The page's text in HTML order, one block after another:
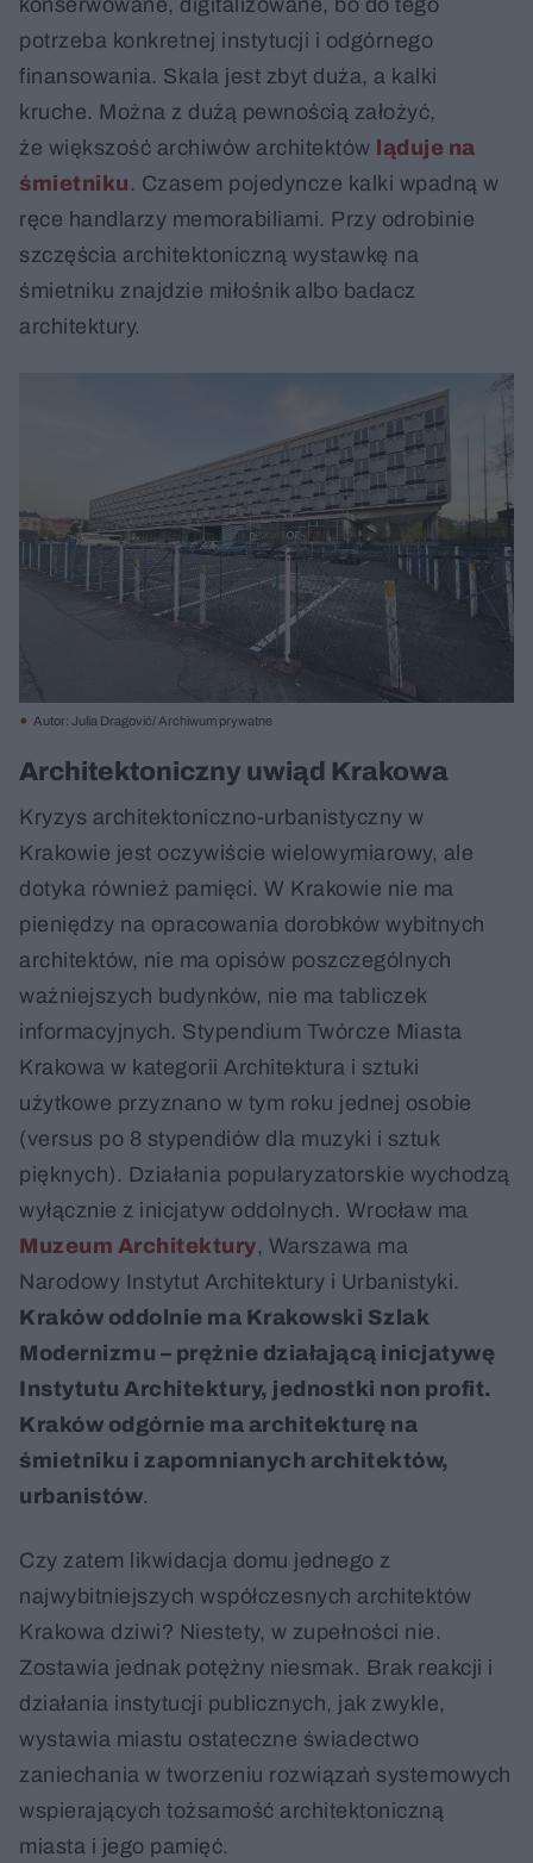
potrzeba konkretnej instytucji i odgórnego
finansowania. Skala jest zbyt duża, a kalki
kruche. Można z dużą pewnością założyć,
że większość archiwów architektów ląduje na
śmietniku . Czasem pojedyncze kalki wpadną w
ręce handlarzy memorabiliami. Przy odrobinie
szczęścia architektoniczną wystawkę na
śmietniku znajdzie miłośnik albo badacz
architektury.
Autor: Julia Dragović/ Archiwum prywatne
Architektoniczny uwiąd Krakowa
Kryzys architektoniczno-urbanistyczny w
Krakowie jest oczywiście wielowymiarowy, ale
dotyka również pamięci. W Krakowie nie ma
pieniędzy na opracowania dorobków wybitnych
architektów, nie ma opisów poszczególnych
ważniejszych budynków, nie ma tabliczek
informacyjnych. Stypendium Twórcze Miasta
Krakowa w kategorii Architektura i sztuki
użytkowe przyznano w tym roku jednej osobie
(versus po 8 stypendiów dla muzyki i sztuk
pięknych). Działania popularyzatorskie wychodzą
wyłącznie z inicjatyw oddolnych. Wrocław ma
Muzeum Architektury, Warszawa ma
Narodowy Instytut Architektury i Urbanistyki.
Kraków oddolnie ma Krakowski Szlak
Modernizmu – prężnie działającą inicjatywę
Instytutu Architektury, jednostki non profit.
Kraków odgórnie ma architekturę na
śmietniku i zapomnianych architektów,
urbanistów.
Czy zatem likwidacja domu jednego z
najwybitniejszych współczesnych architektów
Krakowa dziwi? Niestety, w zupełności nie.
Zostawia jednak potężny niesmak. Brak reakcji i
działania instytucji publicznych, jak zwykle,
wystawia miastu ostateczne świadectwo
zaniechania w tworzeniu rozwiązań systemowych
wspierających tożsamość architektoniczną
miasta i jego pamięć.